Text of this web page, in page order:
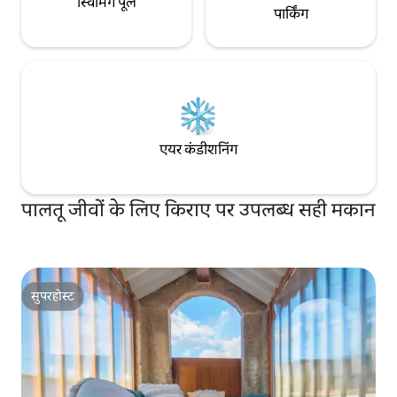
पार्किंग
एयर कंडीशनिंग
पालतू जीवों के लिए किराए पर उपलब्ध सही मकान
सुपरहोस्ट
सुपरहोस्ट